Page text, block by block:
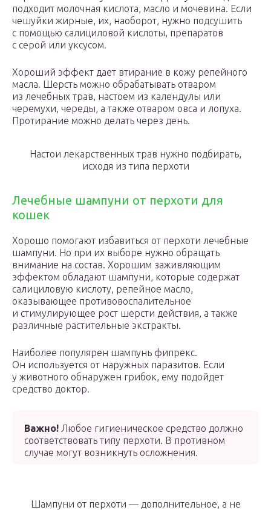
подходит молочная кислота, масло и мочевина. Если
чешуйки жирные, их, наоборот, нужно подсушить
с помощью салициловой кислоты, препаратов
с серой или уксусом.
Хороший эффект дает втирание в кожу репейного
масла. Шерсть можно обрабатывать отваром
из лечебных трав, настоем из календулы или
черемухи, череды, а также отваром овса и лопуха.
Протирание можно делать через день.
Настои лекарственных трав нужно подбирать,
исходя из типа перхоти
Лечебные шампуни от перхоти для
кошек
Хорошо помогают избавиться от перхоти лечебные
шампуни. Но при их выборе нужно обращать
внимание на состав. Хорошим заживляющим
эффектом обладают шампуни, которые содержат
салициловую кислоту, репейное масло,
оказывающее противовоспалительное
и стимулирующее рост шерсти действия, а также
различные растительные экстракты.
Наиболее популярен шампунь фипрекс.
Он используется от наружных паразитов. Если
у животного обнаружен грибок, ему подойдет
средство доктор.
Важно! Любое гигиеническое средство должно
соответствовать типу перхоти. В противном
случае могут возникнуть осложнения.
Шампуни от перхоти — дополнительное, а не